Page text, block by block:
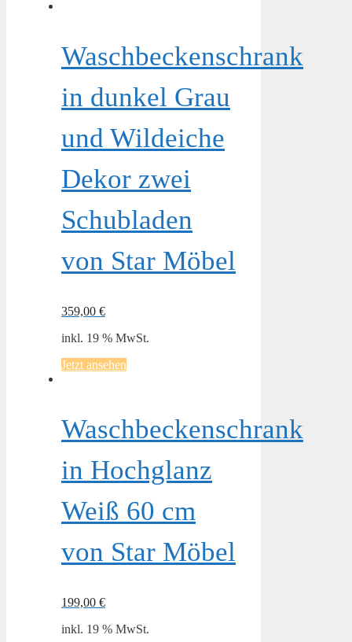
Waschbeckenschrank
in dunkel Grau
und Wildeiche
Dekor zwei
Schubladen
von Star Möbel
359,00 €
inkl. 19 % MwSt.
Jetzt ansehen
Waschbeckenschrank
in Hochglanz
Weiß 60 cm
von Star Möbel
199,00 €
inkl. 19 % MwSt.